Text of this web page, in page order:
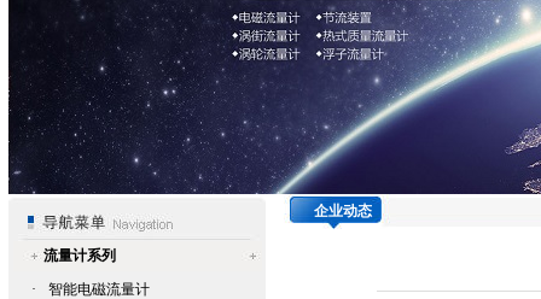
流量计系列
·
智能电磁流量计
企业动态